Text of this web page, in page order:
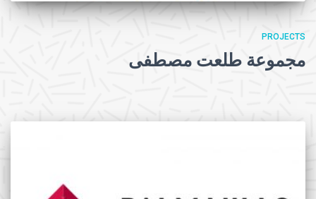
PROJECTS
مجموعة طلعت مصطفى